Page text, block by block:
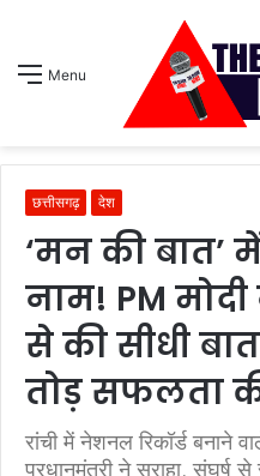
Menu
छत्तीसगढ़ देश
‘मन की बात’
नाम! PM
से की सीधी
तोड़ सफलता
रांची में नेशनल रिकॉर्ड बनाने
प्रधानमंत्री ने सराहा,